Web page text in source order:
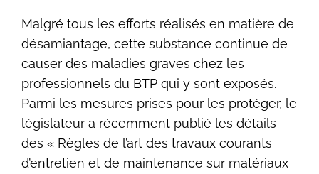
Malgré tous les efforts réalisés en matière de
désamiantage, cette substance continue de
causer des maladies graves chez les
professionnels du BTP qui y sont exposés.
Parmi les mesures prises pour les protéger, le
législateur a récemment publié les détails
des « Règles de l’art des travaux courants
d’entretien et de maintenance sur matériaux